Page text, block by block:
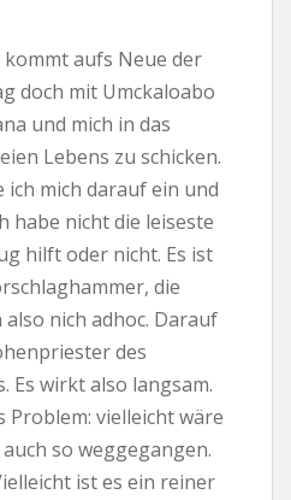
kommt aufs Neue der
doch mit Umckaloabo
und mich in das
Lebens zu schicken.
ich mich darauf ein und
habe nicht die leiseste
hilft oder nicht. Es ist
die
nich adhoc. Darauf
des
Es wirkt also langsam.
Problem: vielleicht wäre
so weggegangen.
ist es ein reiner